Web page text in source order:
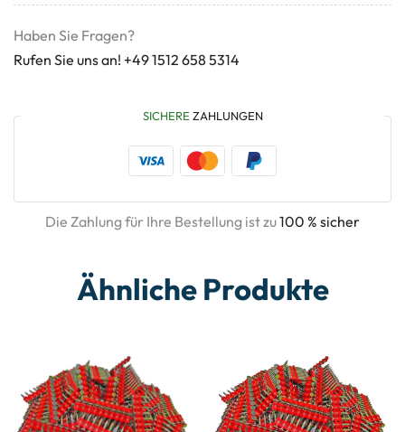
Haben Sie Fragen?
Rufen Sie uns an! +49 1512 658 5314
SICHERE ZAHLUNGEN
Die Zahlung für Ihre Bestellung ist zu100 % sicher
Ähnliche Produkte